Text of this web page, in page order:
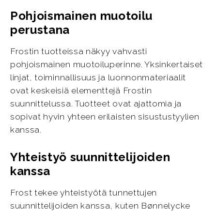
Pohjoismainen muotoilu
perustana
Frostin tuotteissa näkyy vahvasti
pohjoismainen muotoiluperinne. Yksinkertaiset
linjat, toiminnallisuus ja luonnonmateriaalit
ovat keskeisiä elementtejä Frostin
suunnittelussa. Tuotteet ovat ajattomia ja
sopivat hyvin yhteen erilaisten sisustustyylien
kanssa.
Yhteistyö suunnittelijoiden
kanssa
Frost tekee yhteistyötä tunnettujen
suunnittelijoiden kanssa, kuten Bønnelycke